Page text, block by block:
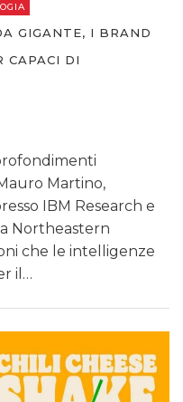
GIGANTE, I BRAND
CAPACI DI
Martino,
IBM Research e
Northeastern
che le intelligenze
il…